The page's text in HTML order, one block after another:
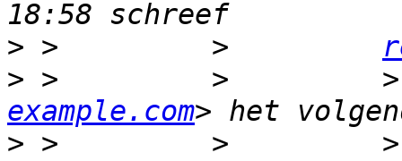
> >         >
> >         >         >
example.com
> >         >         >